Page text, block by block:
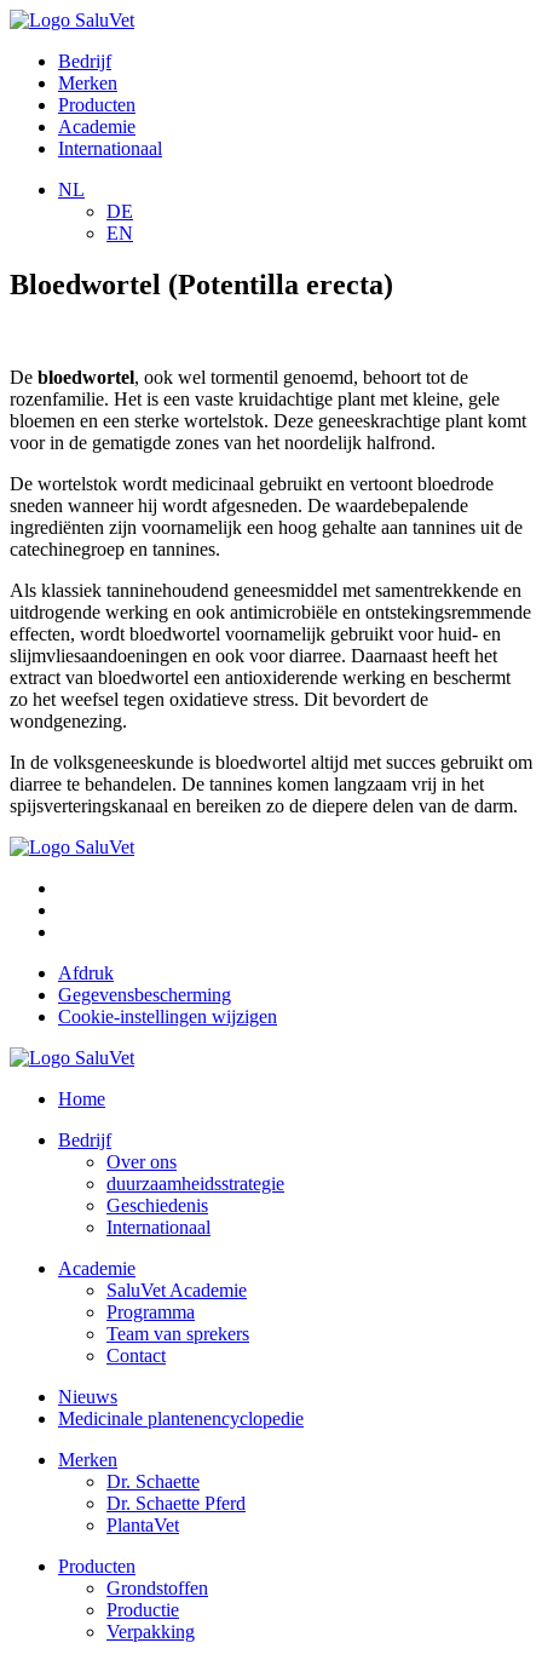
Bedrijf
Merken
Producten
Academie
Internationaal
NL
DE
EN
Bloedwortel (Potentilla erecta)
De bloedwortel, ook wel tormentil genoemd, behoort tot de
rozenfamilie. Het is een vaste kruidachtige plant met kleine, gele
bloemen en een sterke wortelstok. Deze geneeskrachtige plant komt
voor in de gematigde zones van het noordelijk halfrond.
De wortelstok wordt medicinaal gebruikt en vertoont bloedrode
sneden wanneer hij wordt afgesneden. De waardebepalende
ingrediënten zijn voornamelijk een hoog gehalte aan tannines uit de
catechinegroep en tannines.
Als klassiek tanninehoudend geneesmiddel met samentrekkende en
uitdrogende werking en ook antimicrobiële en ontstekingsremmende
effecten, wordt bloedwortel voornamelijk gebruikt voor huid- en
slijmvliesaandoeningen en ook voor diarree. Daarnaast heeft het
extract van bloedwortel een antioxiderende werking en beschermt
zo het weefsel tegen oxidatieve stress. Dit bevordert de
wondgenezing.
In de volksgeneeskunde is bloedwortel altijd met succes gebruikt om
diarree te behandelen. De tannines komen langzaam vrij in het
spijsverteringskanaal en bereiken zo de diepere delen van de darm.
Afdruk
Gegevensbescherming
Cookie-instellingen wijzigen
Home
Bedrijf
Over ons
duurzaamheidsstrategie
Geschiedenis
Internationaal
Academie
SaluVet Academie
Programma
Team van sprekers
Contact
Nieuws
Medicinale plantenencyclopedie
Merken
Dr. Schaette
Dr. Schaette Pferd
PlantaVet
Producten
Grondstoffen
Productie
Verpakking